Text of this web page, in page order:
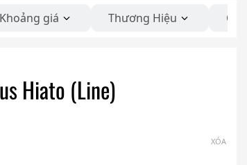
Khoảng giá Thương Hiệu
Hiato (Line)
XÓA